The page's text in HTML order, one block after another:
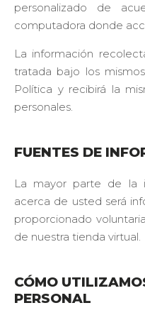
personalizado de
computadora donde
La información
tratada bajo los
Política y recibirá la
personales.
FUENTES DE
La mayor parte de la
acerca de usted será
proporcionado
de nuestra tienda virtual.
CÓMO
PERSONAL